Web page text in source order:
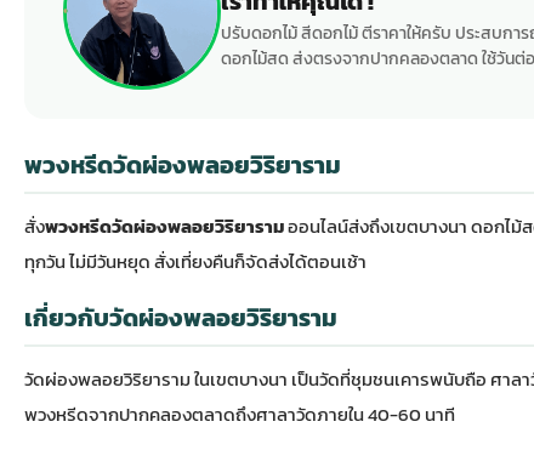
ปรับดอกไม้ สีดอกไม้ ตีราคาให้ครับ ประสบกา
ดอกไม้สด ส่งตรงจากปากคลองตลาด ใช้วันต่
พวงหรีดวัดผ่องพลอยวิริยาราม
สั่งพวงหรีดวัดผ่องพลอยวิริยารามออนไลน์ส่งถึงเขตบางนา ดอกไ
ทุกวัน ไม่มีวันหยุด สั่งเที่ยงคืนก็จัดส่งได้ตอนเช้า
เกี่ยวกับวัดผ่องพลอยวิริยาราม
วัดผ่องพลอยวิริยาราม ในเขตบางนา เป็นวัดที่ชุมชนเคารพนับถือ ศา
พวงหรีดจากปากคลองตลาดถึงศาลาวัดภายใน 40-60 นาที